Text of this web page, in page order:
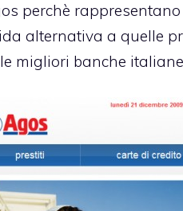
perchè
alternativa a quelle
migliori banche